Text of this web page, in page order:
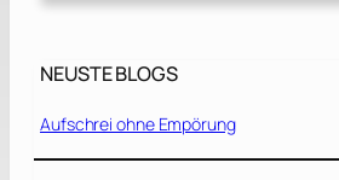
NEUSTE BLOGS
Aufschrei ohne Empörung